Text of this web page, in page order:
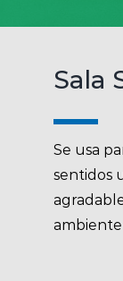
Sala
Se usa
sentidos